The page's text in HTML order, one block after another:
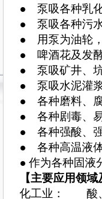
● 泵吸各种乳
● 泵吸各种污
● 用泵为油轮
● 啤酒花及发
● 泵吸矿井、
● 泵吸水泥灌
● 各种磨料、
● 各种剧毒、
● 各种强酸、
● 各种高温液
● 作为各种固液
【主要应用领
化工业： 酸、